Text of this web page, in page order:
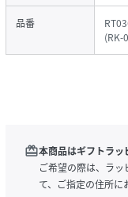
品番
(RK-
redeem本商品はギフトラッ
ご希望の際は、ラ
て、ご指定の住所に